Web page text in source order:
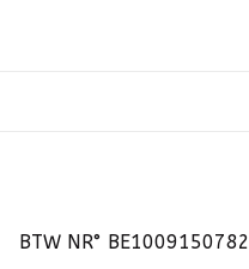
BTW NR° BE1009150782